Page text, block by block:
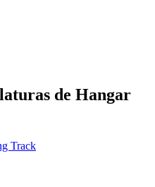
de Hangar
Track